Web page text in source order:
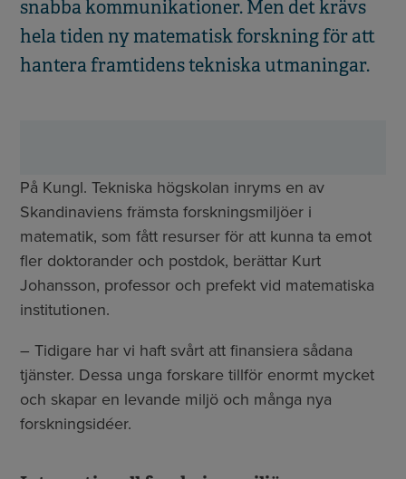
snabba kommunikationer. Men det krävs
hela tiden ny matematisk forskning för att
hantera framtidens tekniska utmaningar.
På Kungl. Tekniska högskolan inryms en av
Skandinaviens främsta forskningsmiljöer i
matematik, som fått resurser för att kunna ta emot
fler doktorander och postdok, berättar Kurt
Johansson, professor och prefekt vid matematiska
institutionen.
– Tidigare har vi haft svårt att finansiera sådana
tjänster. Dessa unga forskare tillför enormt mycket
och skapar en levande miljö och många nya
forskningsidéer.